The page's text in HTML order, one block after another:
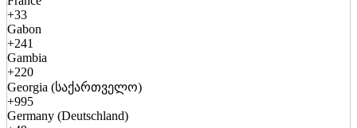
+33
Gabon
+241
Gambia
+220
Georgia (საქართველო)
+995
Germany (Deutschland)